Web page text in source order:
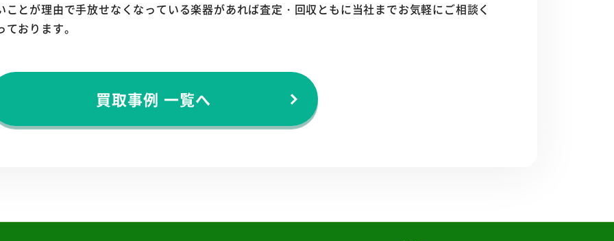
とが理由で手放せなくなっている楽器があれば査定・回収ともに当社までお気軽にご相談く
おります。
買取事例 一覧へ